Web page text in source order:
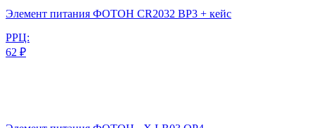
Элемент питания ФОТОН CR2032 BP3 + кейс
РРЦ:
62 ₽